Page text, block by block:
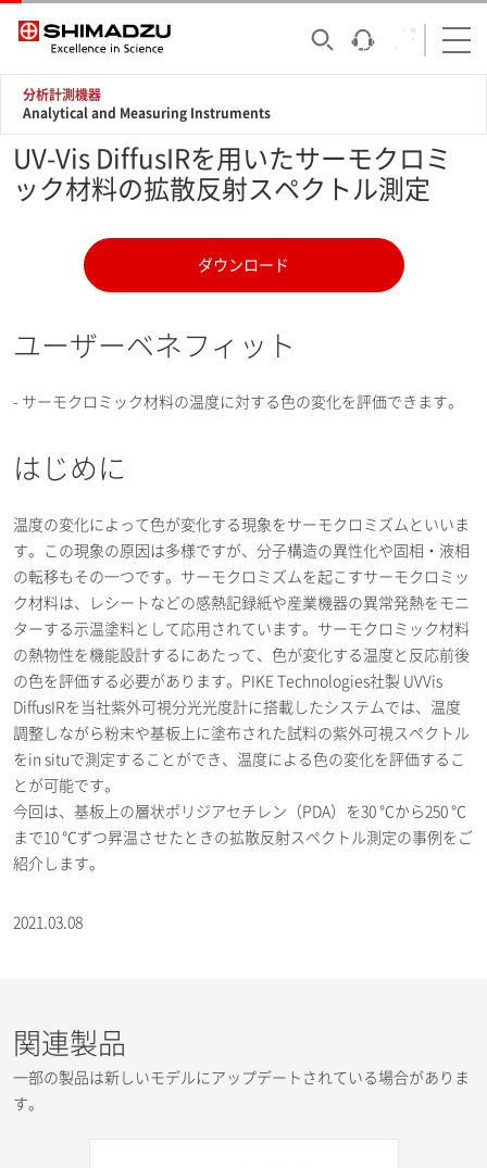
分析計測機器
Analytical and Measuring Instruments
UV-Vis DiffusIRを用いたサーモクロミ
ック材料の拡散反射スペクトル測定
ダウンロード
ユーザーベネフィット
- サーモクロミック材料の温度に対する色の変化を評価できます。
はじめに
温度の変化によって色が変化する現象をサーモクロミズムといいま
す。この現象の原因は多様ですが、分子構造の異性化や固相・液相
の転移もその一つです。サーモクロミズムを起こすサーモクロミッ
ク材料は、レシートなどの感熱記録紙や産業機器の異常発熱をモニ
ターする示温塗料として応用されています。サーモクロミック材料
の熱物性を機能設計するにあたって、色が変化する温度と反応前後
の色を評価する必要があります。PIKE Technologies社製 UVVis
DiffusIRを当社紫外可視分光光度計に搭載したシステムでは、温度
調整しながら粉末や基板上に塗布された試料の紫外可視スペクトル
をin situで測定することができ、温度による色の変化を評価するこ
とが可能です。
今回は、基板上の層状ポリジアセチレン（PDA）を30 ℃から250 ℃
まで10 ℃ずつ昇温させたときの拡散反射スペクトル測定の事例をご
紹介します。
2021.03.08
関連製品
一部の製品は新しいモデルにアップデートされている場合がありま
す。